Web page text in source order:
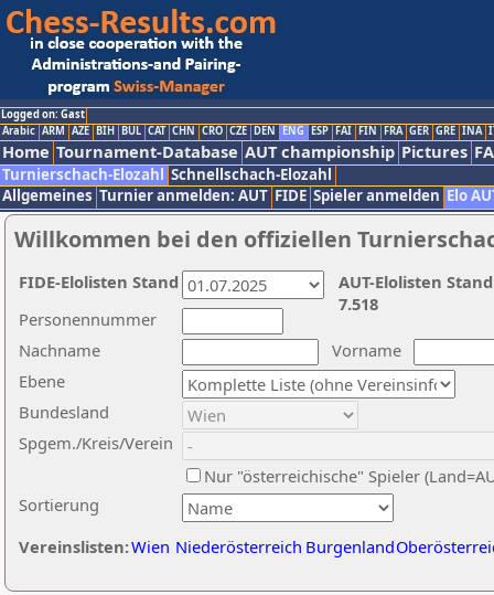
Logged on: Gast
Arabic ARM AZE BIH BUL CAT CHN CRO CZE DEN ENG ESP FAI FIN FRA GER GRE INA
Home Tournament-Database AUT championship Pictures
Turnierschach-Elozahl Schnellschach-Elozahl
Allgemeines Turnier anmelden: AUT FIDE Spieler anmelden Elo
Willkommen bei den offiziellen
Nachname
Vorname
Ebene
Sortierung
Personennummer
Bundesland
Spgem./Kreis/Verein
Nur "österreichische" Spieler
Vereinslisten:Wien Niederösterreich Burgenland
AUT-Elolisten
7.518
FIDE-Elolisten Stand